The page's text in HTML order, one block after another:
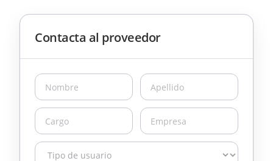
Contacta al proveedor